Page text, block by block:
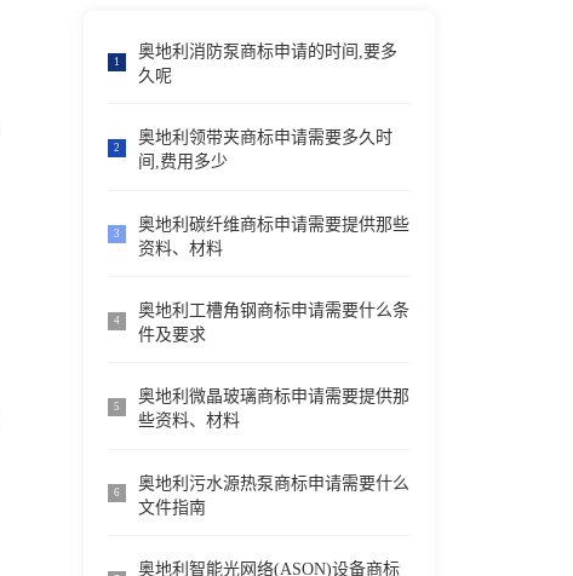
1
奥地利消防泵商标申请的时间,要多
久呢
2
奥地利领带夹商标申请需要多久时
间,费用多少
3
奥地利碳纤维商标申请需要提供那些
资料、材料
4
奥地利工槽角钢商标申请需要什么条
件及要求
5
奥地利微晶玻璃商标申请需要提供那
些资料、材料
6
奥地利污水源热泵商标申请需要什么
文件指南
奥地利智能光网络(ASON)设备商标